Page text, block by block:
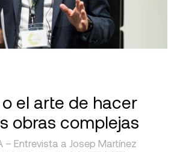
el arte de hacer
obras complejas
– Entrevista a Josep Martínez